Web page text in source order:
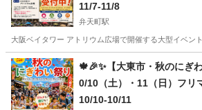
11/7-11/8
弁天町駅
大阪ベイタワー アトリウム広場で開催する大型イベン
大阪 大阪市 弁天町駅 フリーマーケット
🍁🎉✨【大東市・秋のにぎ
0/10（土）・11（日）フリ
ンカー出店者大募集‼️
10/10-10/11